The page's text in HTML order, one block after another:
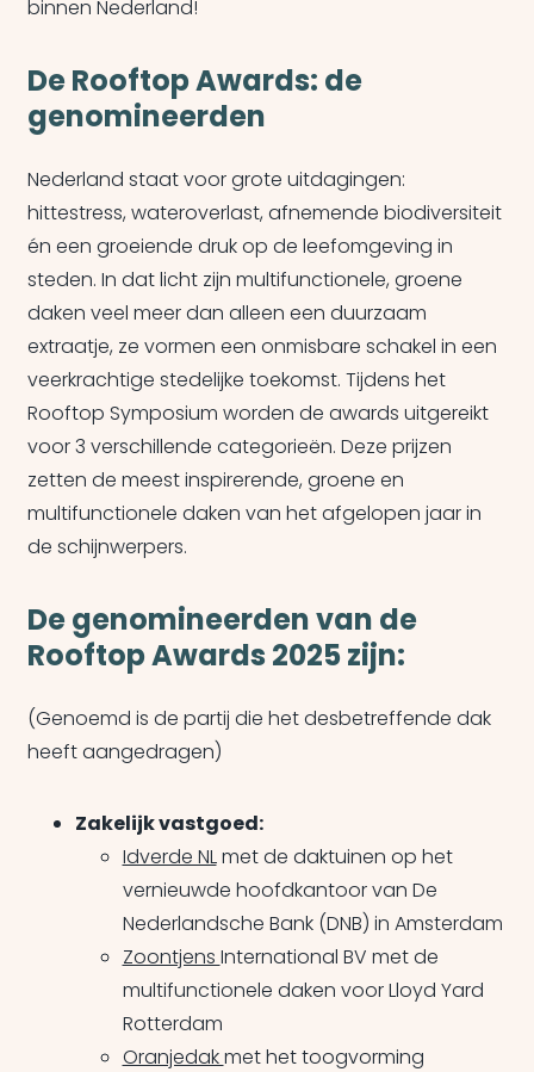
binnen Nederland!
De Rooftop Awards: de
genomineerden
Nederland staat voor grote uitdagingen:
hittestress, wateroverlast, afnemende biodiversiteit
én een groeiende druk op de leefomgeving in
steden. In dat licht zijn multifunctionele, groene
daken veel meer dan alleen een duurzaam
extraatje, ze vormen een onmisbare schakel in een
veerkrachtige stedelijke toekomst. Tijdens het
Rooftop Symposium worden de awards uitgereikt
voor 3 verschillende categorieën. Deze prijzen
zetten de meest inspirerende, groene en
multifunctionele daken van het afgelopen jaar in
de schijnwerpers.
De genomineerden van de
Rooftop Awards 2025 zijn:
(Genoemd is de partij die het desbetreffende dak
heeft aangedragen)
Zakelijk vastgoed:
Idverde NLmet de daktuinen op het
vernieuwde hoofdkantoor van De
Nederlandsche Bank (DNB) in Amsterdam
Zoontjens International BV met de
multifunctionele daken voor Lloyd Yard
Rotterdam
Oranjedakmet het toogvorming